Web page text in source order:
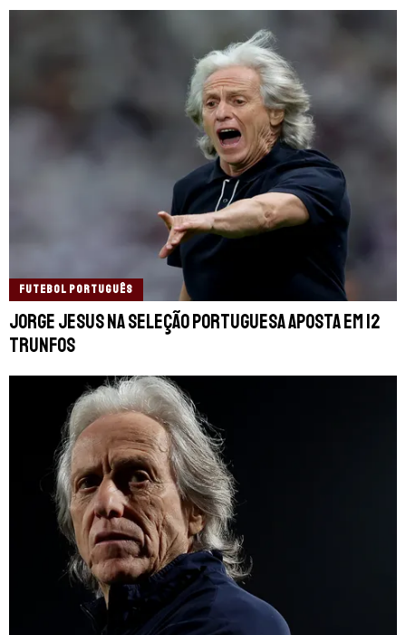
FUTEBOL PORTUGUÊS
Jorge Jesus na Seleção Portuguesa aposta em 12
trunfos